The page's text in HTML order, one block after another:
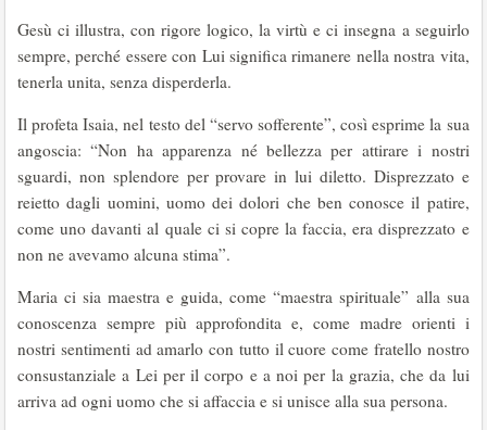
Gesù ci illustra, con rigore logico, la virtù e ci insegna a seguirlo
sempre, perché essere con Lui significa rimanere nella nostra vita,
tenerla unita, senza disperderla.
Il profeta Isaia, nel testo del “servo sofferente”, così esprime la sua
angoscia: “Non ha apparenza né bellezza per attirare i nostri
sguardi, non splendore per provare in lui diletto. Disprezzato e
reietto dagli uomini, uomo dei dolori che ben conosce il patire,
come uno davanti al quale ci si copre la faccia, era disprezzato e
non ne avevamo alcuna stima”.
Maria ci sia maestra e guida, come “maestra spirituale” alla sua
conoscenza sempre più approfondita e, come madre orienti i
nostri sentimenti ad amarlo con tutto il cuore come fratello nostro
consustanziale a Lei per il corpo e a noi per la grazia, che da lui
arriva ad ogni uomo che si affaccia e si unisce alla sua persona.